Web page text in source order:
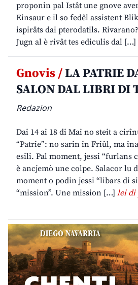
proponin pal Istât une gnove
Einsaur e il so fedêl assistent
ispirâts dai pterodatils.
Jugn al è rivât tes ediculis dal […]
Gnovis /LA PATRIE
SALON DAL LIBRI DI
Redazion
Dai 14 ai 18 di Mai no steit a
“Patrie”: no sarin in Friûl, ma
esili. Pal moment, jessi “furlans
è ancjemò une colpe. Salacor lu
moment o podin jessi “libars di
“mission”. Une mission […] lei di